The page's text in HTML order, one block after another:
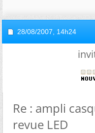
28/08/2007, 14h24
Re : ampli
revue LED